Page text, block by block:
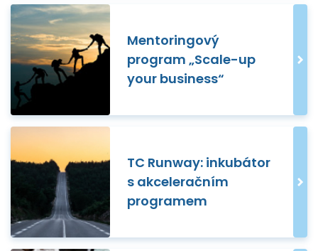
Mentoringový
program „Scale-up
your business“
TC Runway: inkubátor
s akceleračním
programem